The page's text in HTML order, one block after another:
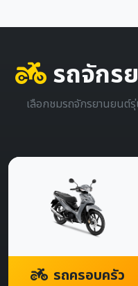
รถจักร
เลือกชมรถจักรยานยนต์
รถครอบครัว